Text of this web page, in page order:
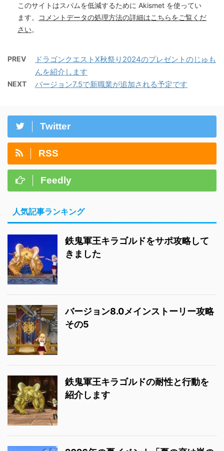
このサイトはスパムを低減するために Akismet を使ってい
ます。
コメントデータの処理方法の詳細はこちらをご覧くだ
さい。
PREV
ドラゴンクエストX秋祭り2024のプレゼントのじゅも
んを紹介します
NEXT バージョン7.5で新職業が追加される予定です
Twitter
RSS
Feedly
人気記事ランキング
鉄鬼軍王キラゴルドをサポ攻略して
きました
バージョン8.0メインストーリー攻略
その5
鉄鬼軍王キラゴルドの耐性と行動を
紹介します